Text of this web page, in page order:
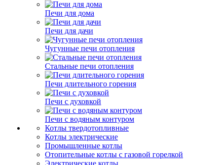
Печи для дома
Печи для дачи
Чугунные печи отопления
Стальные печи отопления
Печи длительного горения
Печи с духовкой
Печи с водяным контуром
Котлы твердотопливные
Котлы электрические
Промышленные котлы
Отопительные котлы с газовой горелкой
Электрические котлы